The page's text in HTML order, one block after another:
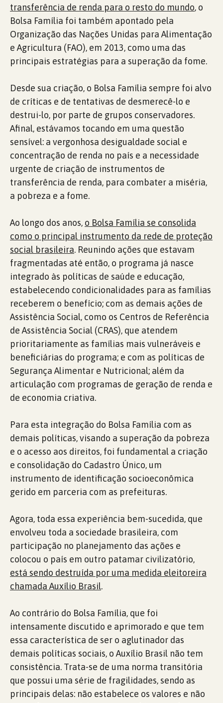
transferência de renda para o resto do mundo, o
Bolsa Família foi também apontado pela
Organização das Nações Unidas para Alimentação
e Agricultura (FAO), em 2013, como uma das
principais estratégias para a superação da fome.
Desde sua criação, o Bolsa Família sempre foi alvo
de críticas e de tentativas de desmerecê-lo e
destrui-lo, por parte de grupos conservadores.
Afinal, estávamos tocando em uma questão
sensível: a vergonhosa desigualdade social e
concentração de renda no país e a necessidade
urgente de criação de instrumentos de
transferência de renda, para combater a miséria,
a pobreza e a fome.
Ao longo dos anos, o Bolsa Família se consolida
como o principal instrumento da rede de proteção
social brasileira. Reunindo ações que estavam
fragmentadas até então, o programa já nasce
integrado às políticas de saúde e educação,
estabelecendo condicionalidades para as famílias
receberem o benefício; com as demais ações de
Assistência Social, como os Centros de Referência
de Assistência Social (CRAS), que atendem
prioritariamente as famílias mais vulneráveis e
beneficiárias do programa; e com as políticas de
Segurança Alimentar e Nutricional; além da
articulação com programas de geração de renda e
de economia criativa.
Para esta integração do Bolsa Família com as
demais políticas, visando a superação da pobreza
e o acesso aos direitos, foi fundamental a criação
e consolidação do Cadastro Único, um
instrumento de identificação socioeconômica
gerido em parceria com as prefeituras.
Agora, toda essa experiência bem-sucedida, que
envolveu toda a sociedade brasileira, com
participação no planejamento das ações e
colocou o país em outro patamar civilizatório,
está sendo destruída por uma medida eleitoreira
chamada Auxílio Brasil.
Ao contrário do Bolsa Família, que foi
intensamente discutido e aprimorado e que tem
essa característica de ser o aglutinador das
demais políticas sociais, o Auxílio Brasil não tem
consistência. Trata-se de uma norma transitória
que possui uma série de fragilidades, sendo as
principais delas: não estabelece os valores e não